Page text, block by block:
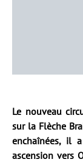
Le nouveau
sur la Flèche
enchaînées, il
ascension vers